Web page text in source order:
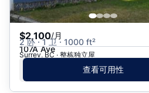
$2,100/月
2 卧 · 1 卫 · 1000 ft²
107A Ave
Surrey, BC · 整栋独立屋
查看可用性